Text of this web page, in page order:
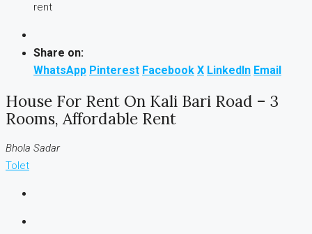
rent
Share on:
WhatsApp Pinterest Facebook X LinkedIn Email
House For Rent On Kali Bari Road – 3
Rooms, Affordable Rent
Bhola Sadar
Tolet